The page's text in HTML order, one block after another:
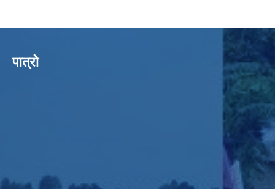
पात्रो